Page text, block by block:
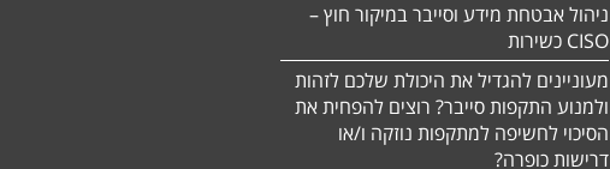
ניהול אבטחת מידע וסייבר במיקור חוץ –
CISO כשירות
מעוניינים להגדיל את היכולת שלכם לזהות
ולמנוע התקפות סייבר? רוצים להפחית את
הסיכוי לחשיפה למתקפות נוזקה ו/או
דרישות כופרה?